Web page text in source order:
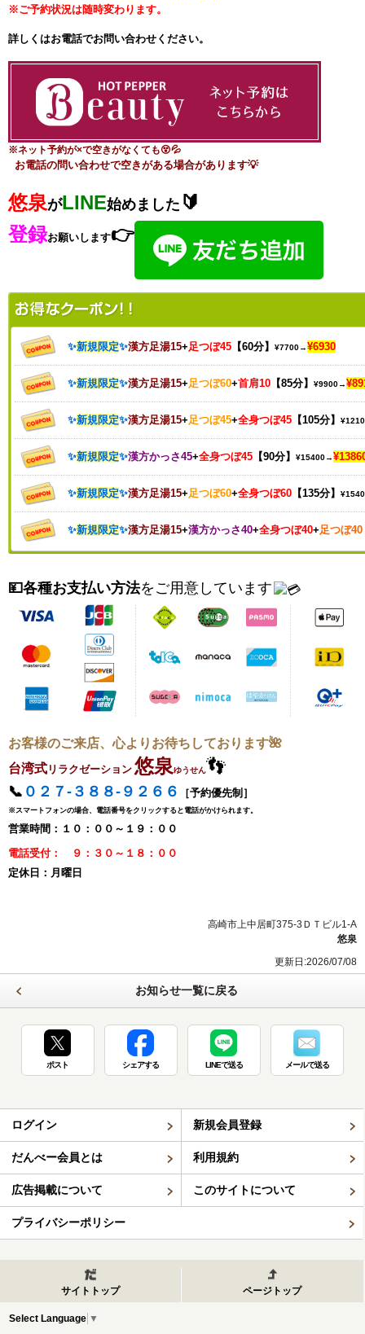
※ご予約状況は随時変わります。
詳しくはお電話でお問い合わせください。
※ネット予約が×で空きがなくても😵💦
お電話の問い合わせで空きがある場合があります💡
悠泉がLINE始めました 🔰
登録お願いします👉
✨新規限定✨漢方足湯15+足つぼ45 【60分】 ¥7700→¥6930
✨新規限定✨漢方足湯15+足つぼ60+首肩10 【85分】 ¥9900→
✨新規限定✨漢方足湯15+足つぼ45+全身つぼ45 【105分】
✨新規限定✨漢方かっさ45+全身つぼ45 【90分】 ¥15400→
✨新規限定✨漢方足湯15+足つぼ60+全身つぼ60 【135分】
✨新規限定✨漢方足湯15+漢方かっさ40+全身つぼ40+足つぼ40
💴各種お支払い方法をご用意しています
お客様のご来店、心よりお待ちしております🌺
台湾式 リラクゼーション 悠泉ゆうせん👣
📞 ０２７‐３８８‐９２６６ ［予約優先制］
※スマートフォンの場合、電話番号をクリックすると電話がかけられます。
営業時間：１０：００ ～１９：００
電話受付： ９：３０ ～１８：００
定休日：月曜日
高崎市上中居町375-3ＤＴビル1-A
悠泉
更新日:2026/07/08
お知らせ一覧に戻る
ポスト シェアする LINEで送る メールで送る
ログイン 新規会員登録
だんべー会員とは 利用規約
広告掲載について このサイトについて
プライバシーポリシー
サイトトップ ページトップ
Select Language ▼